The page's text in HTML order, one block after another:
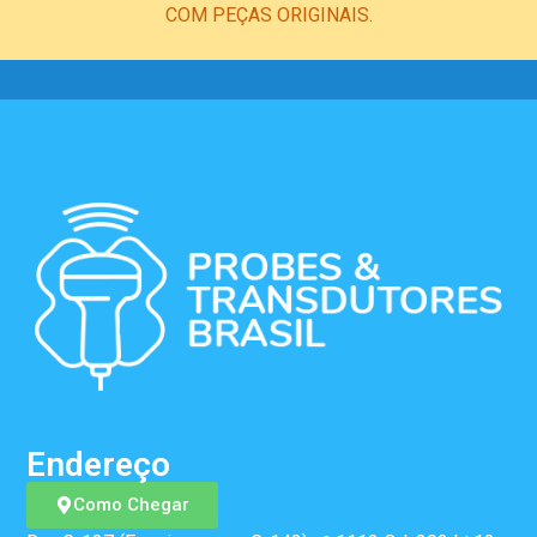
COM PEÇAS ORIGINAIS.
Como Chegar
Endereço